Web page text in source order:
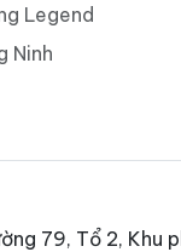
Legend
Ninh
79, Tổ 2, Khu